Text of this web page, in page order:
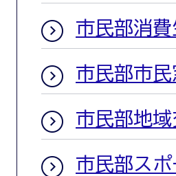
市民部消
市民部市
市民部地
市民部ス